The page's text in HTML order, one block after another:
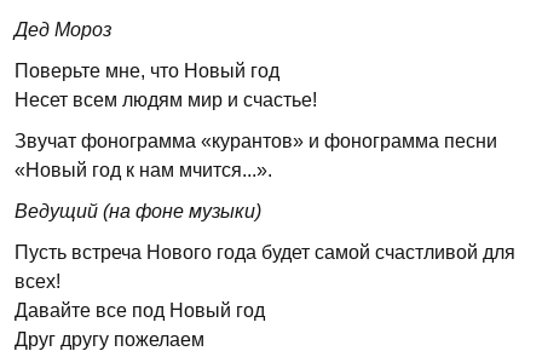
Дед Мороз
Поверьте мне, что Новый год
Несет всем людям мир и счастье!
Звучат фонограмма «курантов» и фонограмма песни
«Новый год к нам мчится...».
Ведущий (на фоне музыки)
Пусть встреча Нового года будет самой счастливой для
всех!
Давайте все под Новый год
Друг другу пожелаем